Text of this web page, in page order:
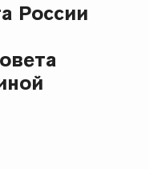
России